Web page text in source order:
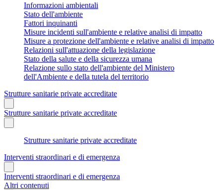
Informazioni ambientali
Stato dell'ambiente
Fattori inquinanti
Misure incidenti sull'ambiente e relative analisi di impatto
Misure a protezione dell'ambiente e relative analisi di impatto
Relazioni sull'attuazione della legislazione
Stato della salute e della sicurezza umana
Relazione sullo stato dell'ambiente del Ministero
dell'Ambiente e della tutela del territorio
Strutture sanitarie private accreditate
Strutture sanitarie private accreditate
Strutture sanitarie private accreditate
Interventi straordinari e di emergenza
Interventi straordinari e di emergenza
Altri contenuti